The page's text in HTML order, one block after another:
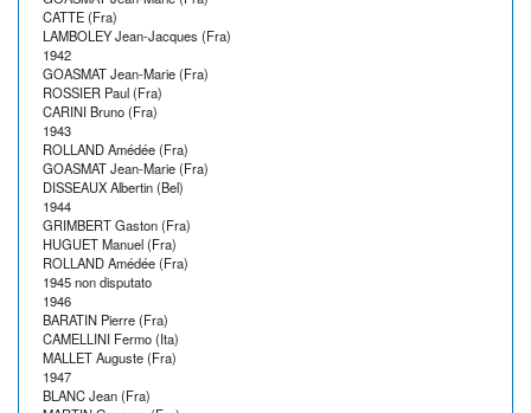
CATTE (Fra)
LAMBOLEY Jean-Jacques (Fra)
1942
GOASMAT Jean-Marie (Fra)
ROSSIER Paul (Fra)
CARINI Bruno (Fra)
1943
ROLLAND Amédée (Fra)
GOASMAT Jean-Marie (Fra)
DISSEAUX Albertin (Bel)
1944
GRIMBERT Gaston (Fra)
HUGUET Manuel (Fra)
ROLLAND Amédée (Fra)
1945 non disputato
1946
BARATIN Pierre (Fra)
CAMELLINI Fermo (Ita)
MALLET Auguste (Fra)
1947
BLANC Jean (Fra)